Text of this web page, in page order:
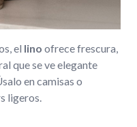
el lino ofrece frescura,
que se ve elegante
en camisas o
ligeros.